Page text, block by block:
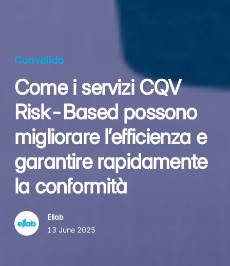
Convalida
Come i servizi CQV
Risk-Based possono
migliorare l’efficienza e
garantire rapidamente
la conformità
Ellab
13 June 2025